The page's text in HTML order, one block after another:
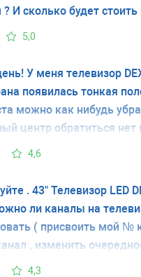
И сколько будет
5,0
У меня телевизор
появилась тонкая
можно как нибудь
центр обратиться
и ремонтом
4,6
. 43" Телевизор LED
ли каналы на
( присвоить мой №
, изменить
и меню телевизора
4,3